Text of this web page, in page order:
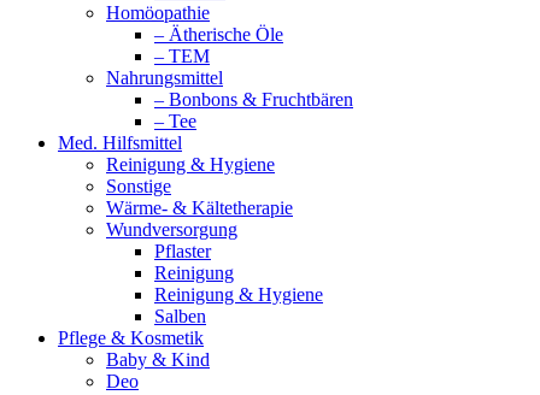
Homöopathie
– Ätherische Öle
– TEM
Nahrungsmittel
– Bonbons & Fruchtbären
– Tee
Med. Hilfsmittel
Reinigung & Hygiene
Sonstige
Wärme- & Kältetherapie
Wundversorgung
Pflaster
Reinigung
Reinigung & Hygiene
Salben
Pflege & Kosmetik
Baby & Kind
Deo